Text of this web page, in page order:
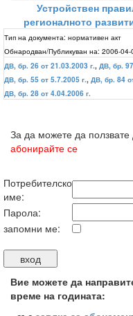
Устройствен
регионалното
Тип на документа: нормативен акт
Обнародван/Публикуван на: 2006-04-
ДВ, бр. 26 от 21.03.2003 г., ДВ, бр.
ДВ, бр. 55 от 5.7.2005 г., ДВ, бр. 84
ДВ, бр. 28 от 4.04.2006 г.
За да можете да ползвате
абонирайте се
Потребителско
име:
Парола:
запомни ме:
Вие можете да
време на годината: